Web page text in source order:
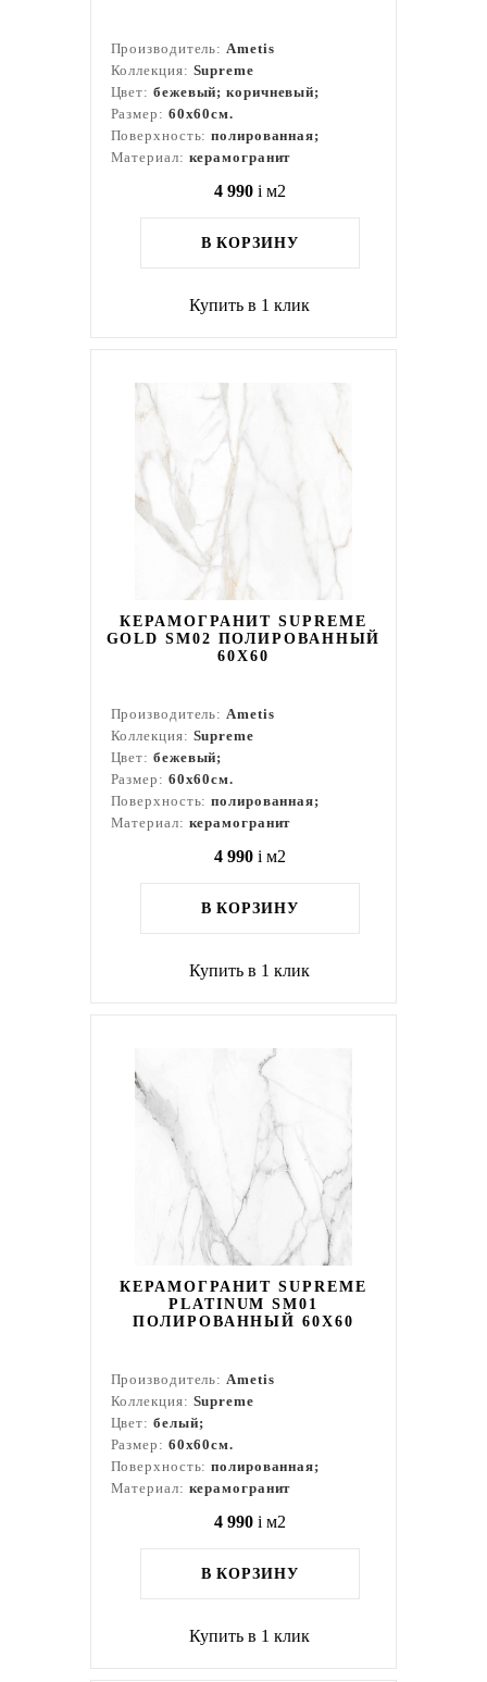
Производитель:Ametis
Коллекция: Supreme
Цвет: бежевый; коричневый;
Размер: 60x60см.
Поверхность:полированная;
Материал: керамогранит
4 990 i м2
В КОРЗИНУ
Купить в 1 клик
КЕРАМОГРАНИТ SUPREME
GOLD SM02 ПОЛИРОВАННЫЙ
60X60
Производитель:Ametis
Коллекция: Supreme
Цвет: бежевый;
Размер: 60x60см.
Поверхность:полированная;
Материал: керамогранит
4 990 i м2
В КОРЗИНУ
Купить в 1 клик
КЕРАМОГРАНИТ SUPREME
PLATINUM SM01
ПОЛИРОВАННЫЙ 60X60
Производитель:Ametis
Коллекция: Supreme
Цвет: белый;
Размер: 60x60см.
Поверхность:полированная;
Материал: керамогранит
4 990 i м2
В КОРЗИНУ
Купить в 1 клик